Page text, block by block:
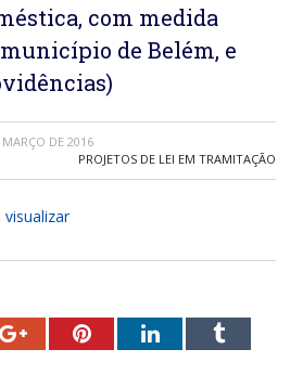
com medida
de Belém, e
MARÇO DE 2016
PROJETOS DE LEI EM TRAMITAÇÃO
visualizar
Google+PinterestLinkedInTumblr